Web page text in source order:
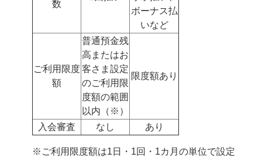
数
ボーナス払
いなど
ご利用限度
額
普通預金残
高またはお
客さま設定
のご利用限
度額の範囲
以内（※）
限度額あり
入会審査 なし あり
※ご利用限度額は1日・1回・1カ月の単位で設定